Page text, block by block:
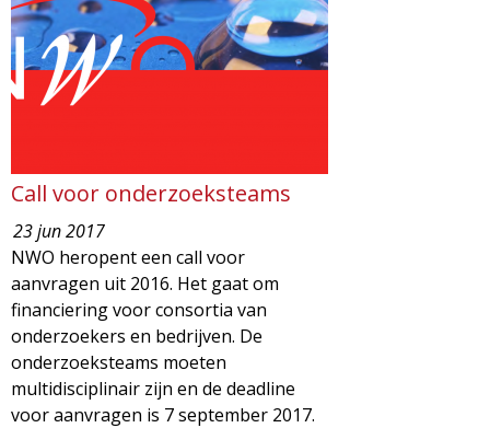
i
o
o
g
i
e
M
d
m
e
u
Call voor onderzoeksteams
23 jun 2017
NWO heropent een call voor
aanvragen uit 2016. Het gaat om
financiering voor consortia van
onderzoekers en bedrijven. De
onderzoeksteams moeten
multidisciplinair zijn en de deadline
voor aanvragen is 7 september 2017.